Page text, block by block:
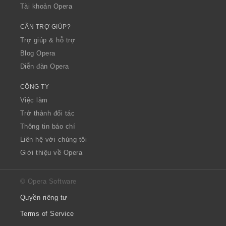
Tài khoản Opera
CẦN TRỢ GIÚP?
Trợ giúp & hỗ trợ
Blog Opera
Diễn đàn Opera
CÔNG TY
Việc làm
Trở thành đối tác
Thông tin báo chí
Liên hệ với chúng tôi
Giới thiệu về Opera
© Opera Software
Quyền riêng tư
Terms of Service